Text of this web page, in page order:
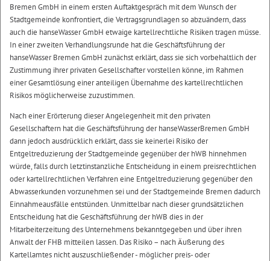
Bremen GmbH in einem ersten Auftaktgespräch mit dem Wunsch der
Stadtgemeinde konfrontiert, die Vertragsgrundlagen so abzuändern, dass
auch die hanseWasser GmbH etwaige kartellrechtliche Risiken tragen müsse.
In einer zweiten Verhandlungsrunde hat die Geschäftsführung der
hanseWasser Bremen GmbH zunächst erklärt, dass sie sich vorbehaltlich der
Zustimmung ihrer privaten Gesellschafter vorstellen könne, im Rahmen
einer Gesamtlösung einer anteiligen Übernahme des kartellrechtlichen
Risikos möglicherweise zuzustimmen.
Nach einer Erörterung dieser Angelegenheit mit den privaten
Gesellschaftern hat die Geschäftsführung der hanseWasserBremen GmbH
dann jedoch ausdrücklich erklärt, dass sie keinerlei Risiko der
Entgeltreduzierung der Stadtgemeinde gegenüber der hWB hinnehmen
würde, falls durch letztinstanzliche Entscheidung in einem preisrechtlichen
oder kartellrechtlichen Verfahren eine Entgeltreduzierung gegenüber den
Abwasserkunden vorzunehmen sei und der Stadtgemeinde Bremen dadurch
Einnahmeausfälle entstünden. Unmittelbar nach dieser grundsätzlichen
Entscheidung hat die Geschäftsführung der hWB dies in der
Mitarbeiterzeitung des Unternehmens bekanntgegeben und über ihren
Anwalt der FHB mitteilen lassen. Das Risiko – nach Äußerung des
Kartellamtes nicht auszuschließender - möglicher preis- oder